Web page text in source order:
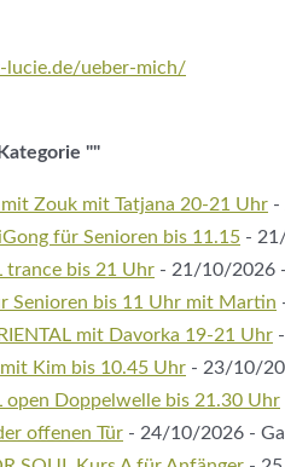
lucie.de/ueber-mich/
""
Zouk mit Tatjana 20-21 Uhr -
für Senioren bis 11.15 -
trance bis 21 Uhr - 21/10/2026
Senioren bis 11 Uhr mit Martin
mit Davorka 19-21 Uhr
mit Kim bis 10.45 Uhr - 23/10/
open Doppelwelle bis 21.30 Uhr
offenen Tür - 24/10/2026 -